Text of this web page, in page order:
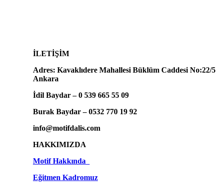
İLETİŞİM
Adres: Kavaklıdere Mahallesi Büklüm Caddesi No:22/5
Ankara
İdil Baydar – 0 539 665 55 09
Burak Baydar – 0532 770 19 92
info@motifdalis.com
HAKKIMIZDA
Motif Hakkında
Eğitmen Kadromuz